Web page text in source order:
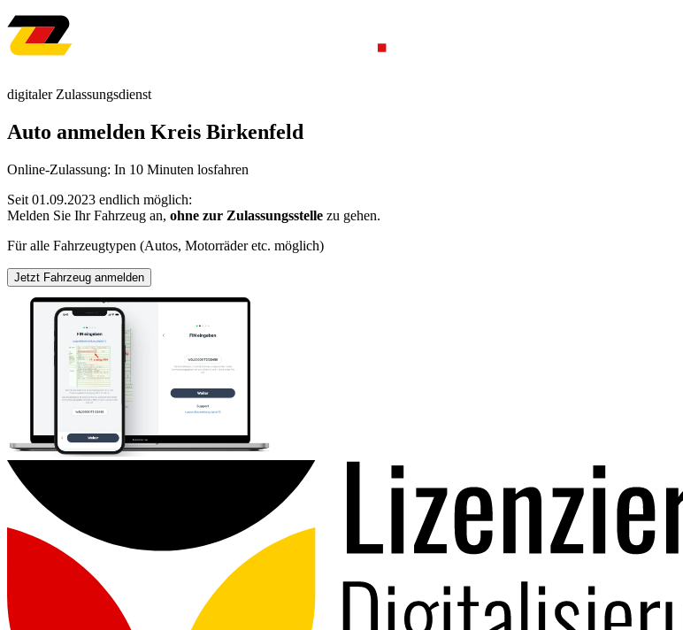
digitaler Zulassungsdienst
Auto anmelden Kreis Birkenfeld
Online-Zulassung: In 10 Minuten losfahren
Seit 01.09.2023 endlich möglich:
Melden Sie Ihr Fahrzeug an, ohne zur Zulassungsstelle zu gehen.
Für alle Fahrzeugtypen (Autos, Motorräder etc. möglich)
Jetzt Fahrzeug anmelden